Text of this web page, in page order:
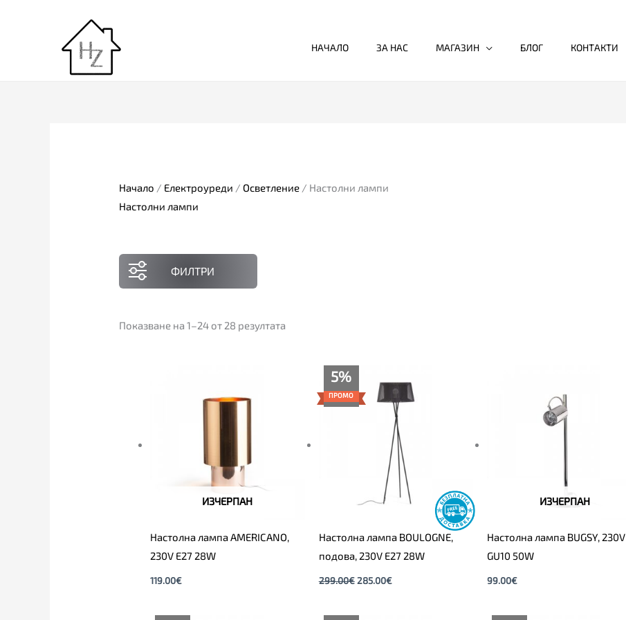
НАЧАЛО ЗА НАС МАГАЗИН БЛОГ КОНТАКТИ
Начало / Електроуреди / Осветление / Настолни лампи
Настолни лампи
ФИЛТРИ
Показване на 1–24 от 28 резултата
ИЗЧЕРПАН
Настолна лампа AMERICANO,
230V E27 28W
119.00€
5%
ПРОМО
Настолна лампа BOULOGNE,
подова, 230V E27 28W
299.00€
was:
299.00€.
285.00€
цена
е:
285.00€.
ИЗЧЕРПАН
Настолна лампа BUGSY, 230V
GU10 50W
99.00€